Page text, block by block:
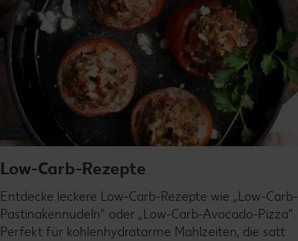
Low-Carb-Rezepte
Entdecke leckere Low-Carb-Rezepte wie „Low-Carb-
Pastinakennudeln" oder „Low-Carb-Avocado-Pizza".
Perfekt für kohlenhydratarme Mahlzeiten, die satt